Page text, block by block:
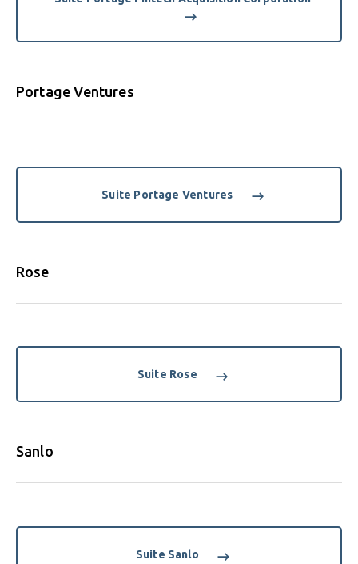
Portage Ventures
Suite Portage Ventures
Rose
Suite Rose
Sanlo
Suite Sanlo